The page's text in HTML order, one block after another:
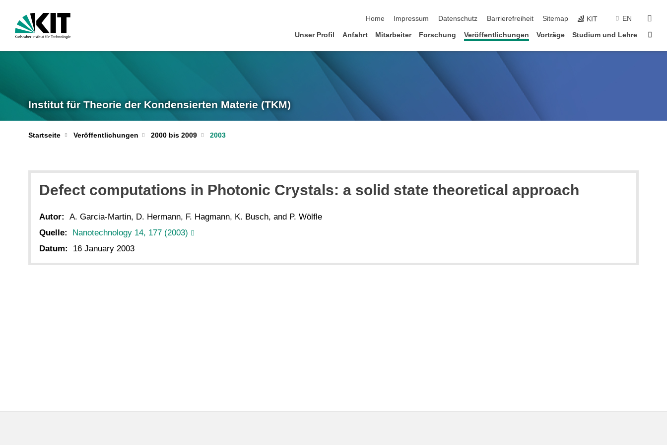
Home
Impressum Datenschutz Barrierefreiheit Sitemap KIT EN
Unser Profil Anfahrt Mitarbeiter Forschung Veröffentlichungen Vorträge Studium und Lehre
Institut für Theorie der Kondensierten Materie (TKM)
Startseite Veröffentlichungen 2000 bis 2009 2003
Defect computations in Photonic Crystals: a solid state theoretical approach
Autor:
A. Garcia-Martin, D. Hermann, F. Hagmann, K. Busch, and P. Wölfle
Quelle:
Nanotechnology 14, 177 (2003)
Datum:
16 January 2003